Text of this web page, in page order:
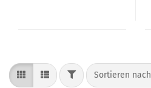
Sortieren nach